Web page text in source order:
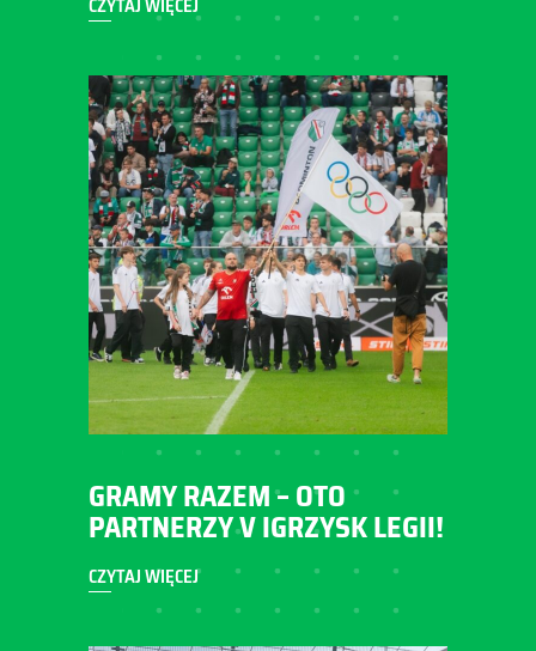
CZYTAJ WIĘCEJ
GRAMY RAZEM – OTO
PARTNERZY V IGRZYSK LEGII!
CZYTAJ WIĘCEJ